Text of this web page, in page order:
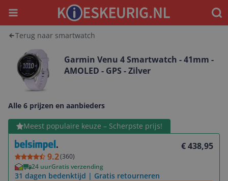
Menu
Terug naar smartwatch
Garmin Venu 4 Smartwatch - 41mm -
AMOLED - GPS - Zilver
Alle 6 prijzen en aanbieders
Meest populaire keuze – Scherpste prijs!
9.2(360)
€ 438,95
24 uurGratis verzending
31 dagen bedenktijd | Gratis retourneren
Bekijk product